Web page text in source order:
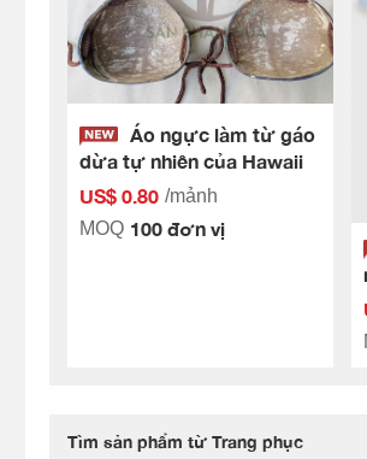
Áo ngực làm từ gáo
dừa tự nhiên của Hawaii
US$ 0.80 /mảnh
MOQ 100 đơn vị
Tìm sản phẩm từ Trang phục